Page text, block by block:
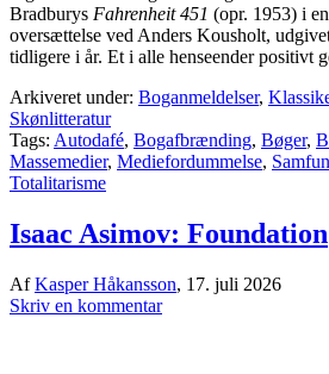
Bradburys Fahrenheit 451 (opr. 1953) i
oversættelse ved Anders Kousholt,
tidligere i år. Et i alle henseender positivt
Arkiveret under: Boganmeldelser,
Skønlitteratur
Tags: Autodafé, Bogafbrænding, Bøger,
Massemedier, Mediefordummelse,
Totalitarisme
Isaac Asimov: Foundation
AfKasper Håkansson, 17. juli 2026
Skriv en kommentar